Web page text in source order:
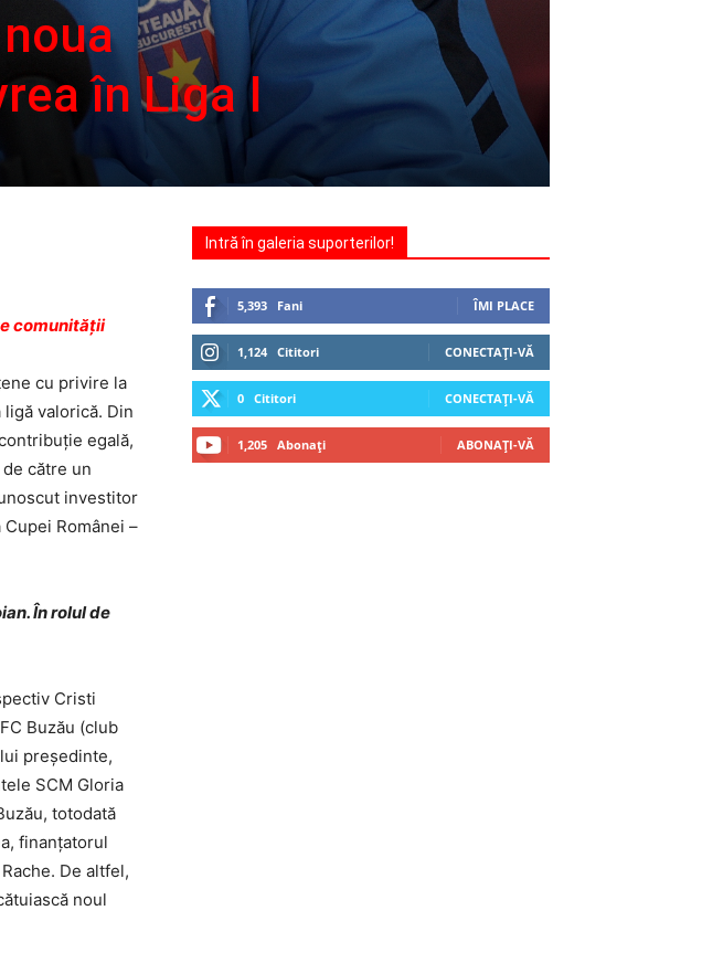
în Liga I
comunității
cu privire la
valorică. Din
egală,
către un
investitor
Românei –
În rolul de
Cristi
Buzău (club
preşedinte,
SCM Gloria
totodată
finanţatorul
De altfel,
noul
Intră în galeria suporterilor!
5,393 Fani ÎMI PLACE
1,124 Cititori CONECTAȚI-VĂ
0 Cititori CONECTAȚI-VĂ
1,205 Abonați ABONAȚI-VĂ